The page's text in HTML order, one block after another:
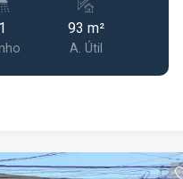
comercial. O imóvel
de área térrea,
espaço amplo, funcional
para lojas, escritórios,
boa circulação,
1 93 m²
A. Útil